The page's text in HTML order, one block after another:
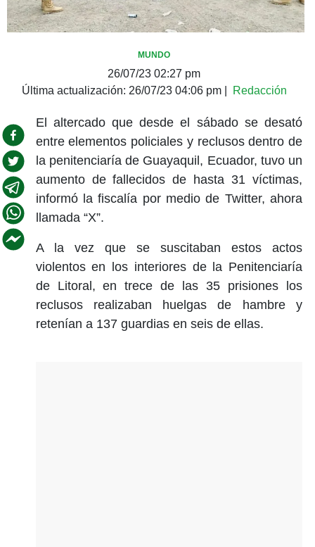
MUNDO
26/07/23 02:27 pm
Última actualización: 26/07/23 04:06 pm| Redacción
El altercado que desde el sábado se desató
entre elementos policiales y reclusos dentro de
la penitenciaría de Guayaquil, Ecuador, tuvo un
aumento de fallecidos de hasta 31 víctimas,
informó la fiscalía por medio de Twitter, ahora
llamada “X”.
A la vez que se suscitaban estos actos
violentos en los interiores de la Penitenciaría
de Litoral, en trece de las 35 prisiones los
reclusos realizaban huelgas de hambre y
retenían a 137 guardias en seis de ellas.